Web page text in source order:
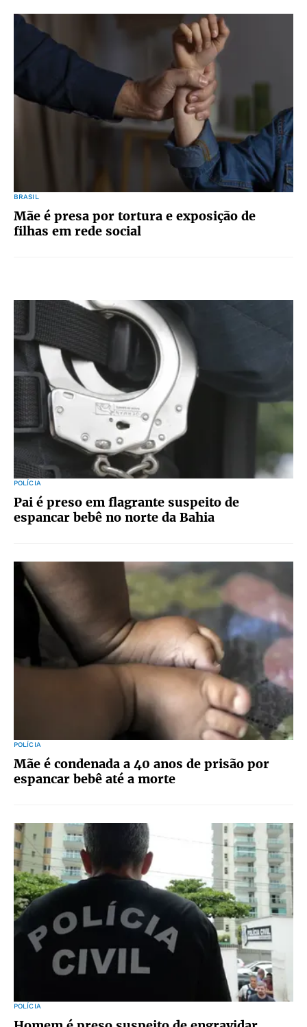
BRASIL
Mãe é presa por tortura e exposição de
filhas em rede social
POLÍCIA
Pai é preso em flagrante suspeito de
espancar bebê no norte da Bahia
POLÍCIA
Mãe é condenada a 40 anos de prisão por
espancar bebê até a morte
POLÍCIA